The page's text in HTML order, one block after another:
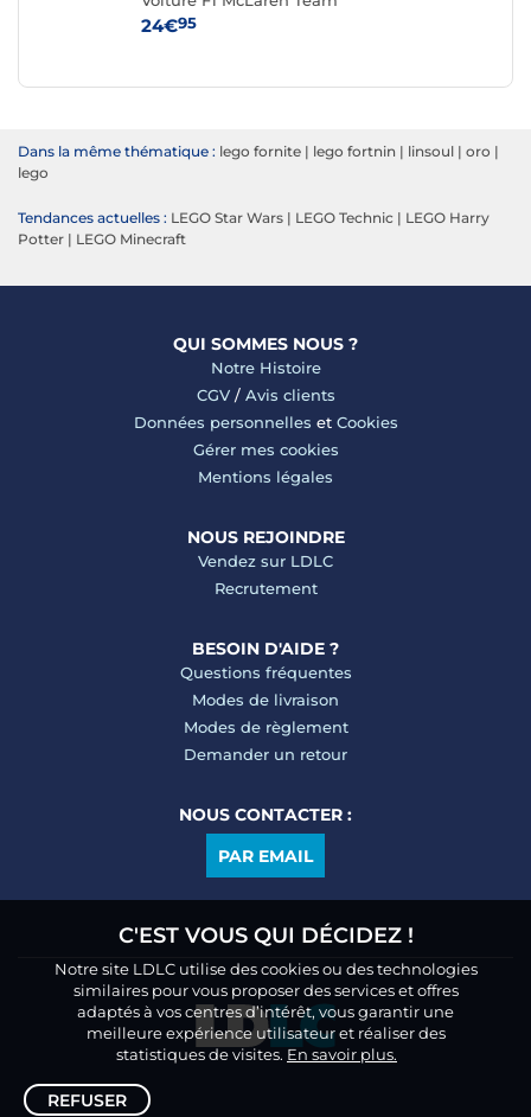
MCL38
24€95
Dans la même thématique : lego fornite | lego fortnin | linsoul | oro |
lego
Tendances actuelles : LEGO Star Wars | LEGO Technic | LEGO Harry
Potter | LEGO Minecraft
QUI SOMMES NOUS ?
Notre Histoire
CGV/ Avis clients
Données personnelles et Cookies
Gérer mes cookies
Mentions légales
NOUS REJOINDRE
Vendez sur LDLC
Recrutement
BESOIN D'AIDE ?
Questions fréquentes
Modes de livraison
Modes de règlement
Demander un retour
NOUS CONTACTER :
PAR EMAIL
C'EST VOUS QUI DÉCIDEZ !
Notre site LDLC utilise des cookies ou des technologies
similaires pour vous proposer des services et offres
adaptés à vos centres d’intérêt, vous garantir une
meilleure expérience utilisateur et réaliser des
statistiques de visites. En savoir plus.
REFUSER